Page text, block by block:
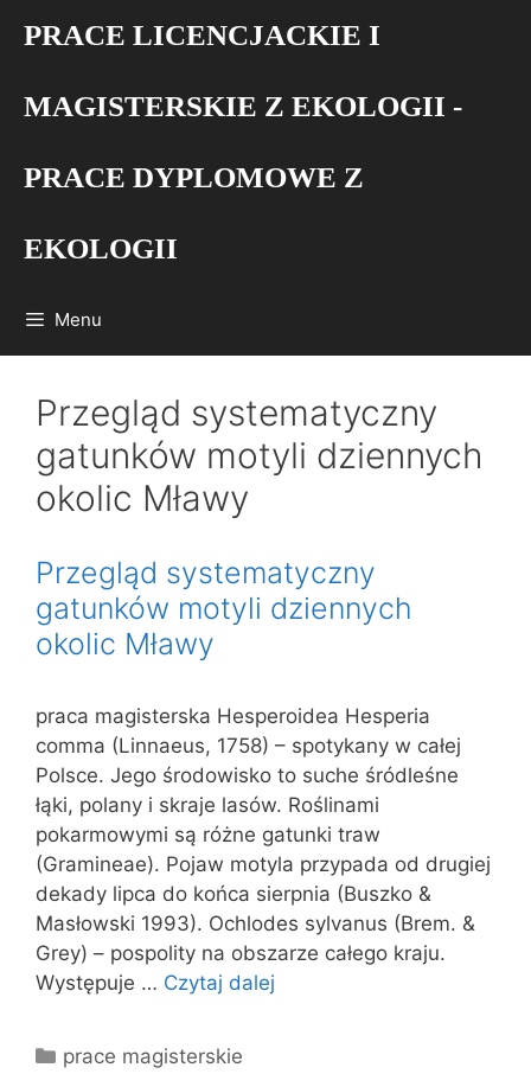
PRACE LICENCJACKIE I
MAGISTERSKIE Z EKOLOGII -
PRACE DYPLOMOWE Z
EKOLOGII
Menu
Przegląd systematyczny
gatunków motyli dziennych
okolic Mławy
Przegląd systematyczny
gatunków motyli dziennych
okolic Mławy
praca magisterska Hesperoidea Hesperia
comma (Linnaeus, 1758) – spotykany w całej
Polsce. Jego środowisko to suche śródleśne
łąki, polany i skraje lasów. Roślinami
pokarmowymi są różne gatunki traw
(Gramineae). Pojaw motyla przypada od drugiej
dekady lipca do końca sierpnia (Buszko &
Masłowski 1993). Ochlodes sylvanus (Brem. &
Grey) – pospolity na obszarze całego kraju.
Występuje … Czytaj dalej
Kategorie
prace magisterskie